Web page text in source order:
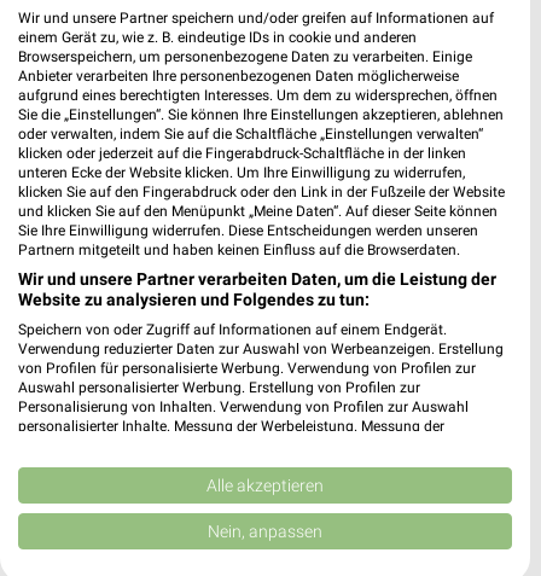
75031 Eppingen
Heute 09:00 - 20:00 Uhr | Geöffnet
491,70 km • Angebote: 1 Prospekt
Fressnapf Ilsfeld
Robert-Mayer-Straße 20
74360 Ilsfeld
Heute 09:00 - 20:00 Uhr | Geöffnet
482,51 km • Angebote: 1 Prospekt
Fressnapf Öhringen
Schillerstraße 15
74613 Öhringen
459,38 km • Angebote: 1 Prospekt
Wir und unsere Partner speichern und/oder greifen auf Informationen auf
einem Gerät zu, wie z. B. eindeutige IDs in cookie und anderen
Browserspeichern, um personenbezogene Daten zu verarbeiten. Einige
Anbieter verarbeiten Ihre personenbezogenen Daten möglicherweise
aufgrund eines berechtigten Interesses. Um dem zu widersprechen, öffnen
Sie die „Einstellungen“. Sie können Ihre Einstellungen akzeptieren, ablehnen
oder verwalten, indem Sie auf die Schaltfläche „Einstellungen verwalten“
klicken oder jederzeit auf die Fingerabdruck-Schaltfläche in der linken
unteren Ecke der Website klicken. Um Ihre Einwilligung zu widerrufen,
klicken Sie auf den Fingerabdruck oder den Link in der Fußzeile der Website
und klicken Sie auf den Menüpunkt „Meine Daten“. Auf dieser Seite können
Sie Ihre Einwilligung widerrufen. Diese Entscheidungen werden unseren
Partnern mitgeteilt und haben keinen Einfluss auf die Browserdaten.
Wir und unsere Partner verarbeiten Daten, um die Leistung der
Website zu analysieren und Folgendes zu tun:
Speichern von oder Zugriff auf Informationen auf einem Endgerät.
Verwendung reduzierter Daten zur Auswahl von Werbeanzeigen. Erstellung
von Profilen für personalisierte Werbung. Verwendung von Profilen zur
Auswahl personalisierter Werbung. Erstellung von Profilen zur
Personalisierung von Inhalten. Verwendung von Profilen zur Auswahl
personalisierter Inhalte. Messung der Werbeleistung. Messung der
Kombinationen von Daten aus verschiedenen Quellen. Entwicklung und
Verbesserung der Angebote. Verwendung reduzierter Daten zur Auswahl
von Inhalten.
Daten können außerhalb der Europäischen Union weitergegeben und in die
Alle akzeptieren
Nein, anpassen